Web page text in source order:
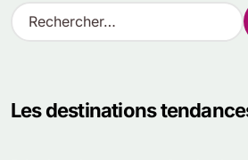
R
e
rLes destinations